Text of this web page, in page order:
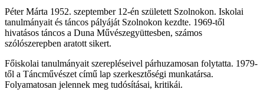
Péter Márta 1952. szeptember 12-én született Szolnokon. Iskolai
tanulmányait és táncos pályáját Szolnokon kezdte. 1969-től
hivatásos táncos a Duna Művészegyüttesben, számos
szólószerepben aratott sikert.
Főiskolai tanulmányait szerepléseivel párhuzamosan folytatta. 1979-
től a Táncművészet című lap szerkesztőségi munkatársa.
Folyamatosan jelennek meg tudósításai, kritikái.